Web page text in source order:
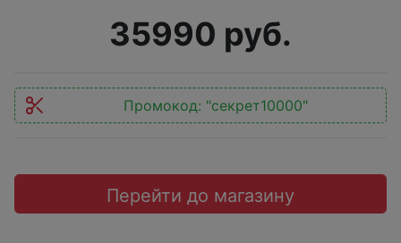
35990 руб.
Промокод: "секрет10000"
Перейти до магазину